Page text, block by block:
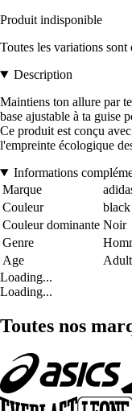
Produit indisponible
Toutes les variations sont
Description
Maintiens ton allure par
base ajustable à ta guise
Ce produit est conçu
l'empreinte écologique
Informations
Marque
Couleur
black
Couleur dominante Noir
Genre
Age
Loading...
Loading...
Toutes nos